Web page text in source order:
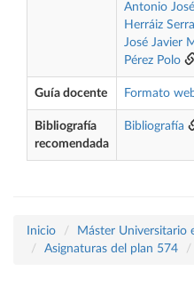
Antonio
Herráiz
José Javier
Pérez Polo
Guía docente Formato
Bibliografía
recomendada
Bibliografía
Inicio
Máster Universitario
Asignaturas del plan 574